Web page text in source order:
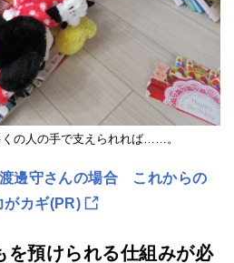
の人の手で支えられれば……。
渡邊守さんの場合 これからの
がカギ(PR)
を預けられる仕組みが必